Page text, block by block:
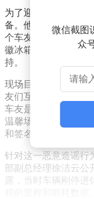
为了迎接雷军的到来
备。他们不仅拉起具
个车友会的名号。粉
徽冰箱贴以及东台本
持。
现场目击者也在评论
友们互动融洽，完全
车友是自发组织前往
温馨场景。为了维护
和签名的机会，默默
针对这一恶意造谣行
部副总经理徐洁云公
露，当时车辆刚停
微信截图
众